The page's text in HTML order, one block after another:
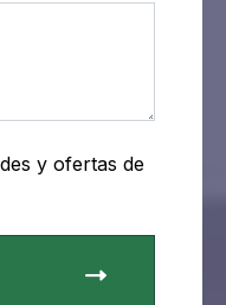
y ofertas de